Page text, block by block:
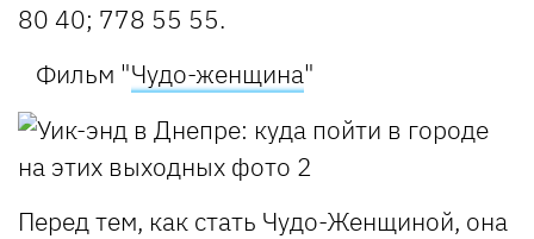
80 40; 778 55 55.
Фильм "Чудо-женщина"
Перед тем, как стать Чудо-Женщиной, она